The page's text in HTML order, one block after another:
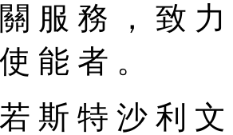
服 務 ， 致
能 者 。
斯 特 沙 利